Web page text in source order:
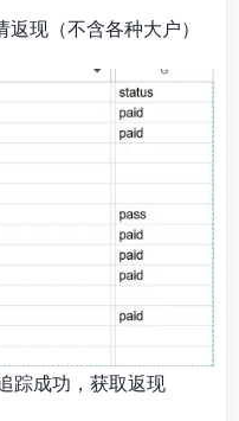
现（不含各种大户）
踪成功，获取返现